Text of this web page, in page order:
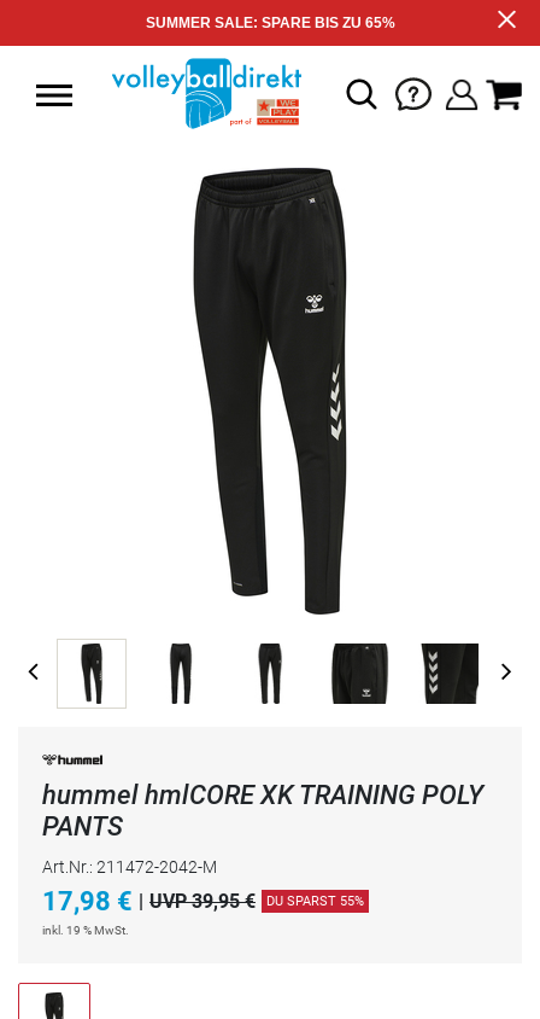
SUMMER SALE: SPARE BIS ZU 65%
hummel hmlCORE XK TRAINING POLY
PANTS
Art.Nr.: 211472-2042-M
17,98 € | UVP 39,95 € DU SPARST 55%
inkl. 19 % MwSt.